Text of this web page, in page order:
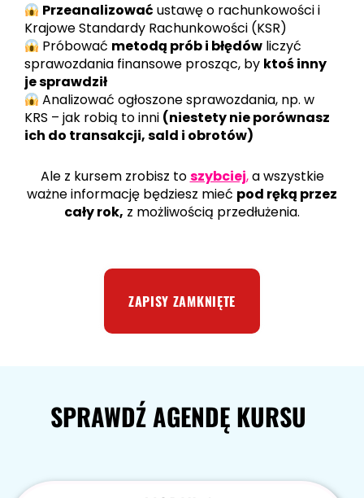
Przeanalizować ustawę o rachunkowości i
Krajowe Standardy Rachunkowości (KSR)
Próbować metodą prób i błędów liczyć
sprawozdania finansowe prosząc, by ktoś inny
je sprawdził
Analizować ogłoszone sprawozdania, np. w
KRS – jak robią to inni (niestety nie porównasz
ich do transakcji, sald i obrotów)
Ale z kursem zrobisz toszybciej,a wszystkie
ważne informację będziesz mieć pod ręką przez
cały rok, z możliwością przedłużenia.
ZAPISY ZAMKNIĘTE
SPRAWDŹ AGENDĘ KURSU